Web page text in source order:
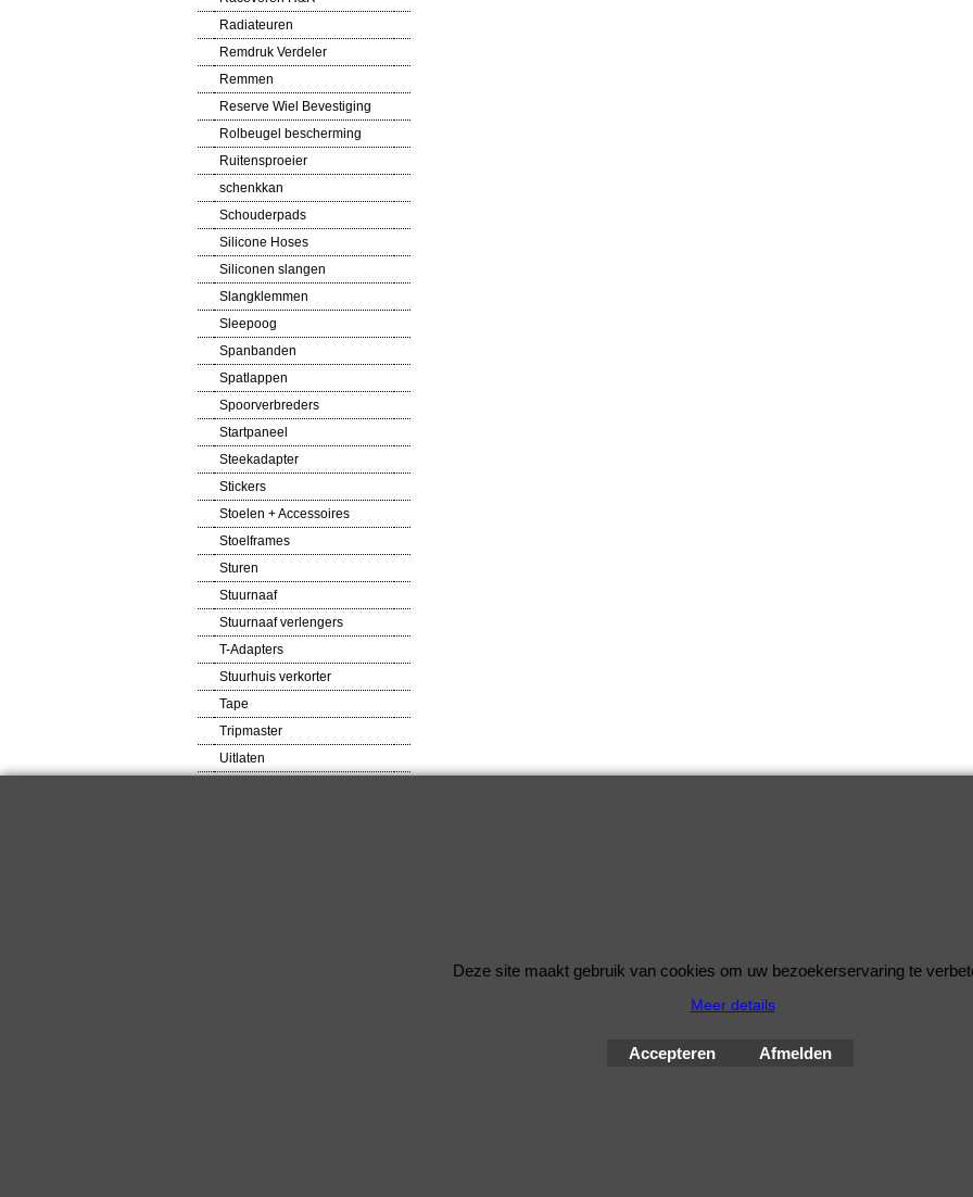
Radiateuren
Remdruk Verdeler
Remmen
Reserve Wiel Bevestiging
Rolbeugel bescherming
Ruitensproeier
schenkkan
Schouderpads
Silicone Hoses
Siliconen slangen
Slangklemmen
Sleepoog
Spanbanden
Spatlappen
Spoorverbreders
Startpaneel
Steekadapter
Stickers
Stoelen + Accessoires
Stoelframes
Sturen
Stuurnaaf
Stuurnaaf verlengers
T-Adapters
Stuurhuis verkorter
Tape
Tripmaster
Uitlaten
2026 sinds 1998
Deze site maakt gebruik van cookies om uw bezoekerservaring te
Meer details
Accepteren Afmelden